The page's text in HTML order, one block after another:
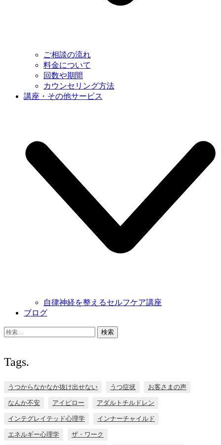
ご相談の流れ
料金について
回数や期間
カウンセリング方法
講座・その他サービス
自律神経を整えるセルフケア講座
ブログ
検
Tags.
うつからなかなか抜け出せない うつ症状 お客さまの声
なんか不安 アイピロー アダルトチルドレン
インテグレイテッド心理学 インナーチャイルド
エネルギー心理学 ザ・ワーク